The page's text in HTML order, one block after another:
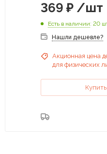
369 ₽ /шт
Есть в наличии: 20
Нашли дешевле?
Акционная цена
для физических